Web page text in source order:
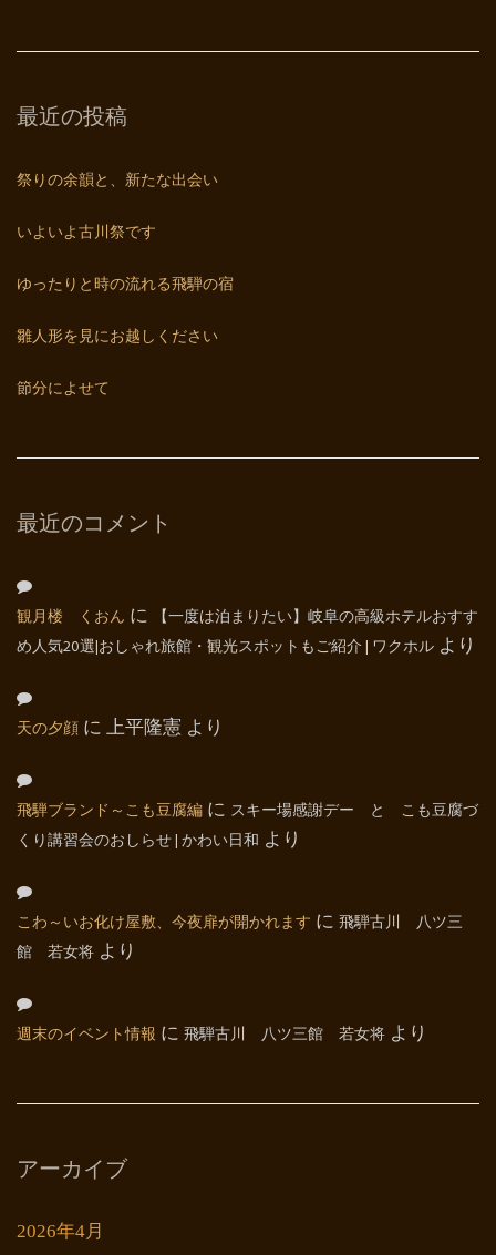
最近の投稿
祭りの余韻と、新たな出会い
いよいよ古川祭です
ゆったりと時の流れる飛騨の宿
雛人形を見にお越しください
節分によせて
最近のコメント
観月楼 くおん に
【一度は泊まりたい】岐阜の高級ホテルおすす
め人気20選|おしゃれ旅館・観光スポットもご紹介 | ワクホル より
天の夕顔 に 上平隆憲 より
飛騨ブランド～こも豆腐編 に スキー場感謝デー と こも豆腐づ
くり講習会のおしらせ | かわい日和 より
こわ～いお化け屋敷、今夜扉が開かれます に 飛騨古川 八ツ三
館 若女将 より
週末のイベント情報 に 飛騨古川 八ツ三館 若女将 より
アーカイブ
2026年4月